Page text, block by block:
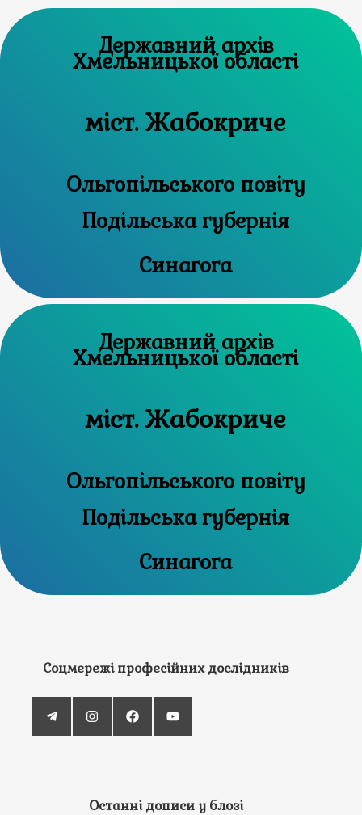
Державний архів
Хмельницької області
міст. Жабокриче
Ольгопільського повіту
Подільська губернія
Синагога
Державний архів
Хмельницької області
міст. Жабокриче
Ольгопільського повіту
Подільська губернія
Синагога
Соцмережі професійних дослідників
Останні дописи у блозі